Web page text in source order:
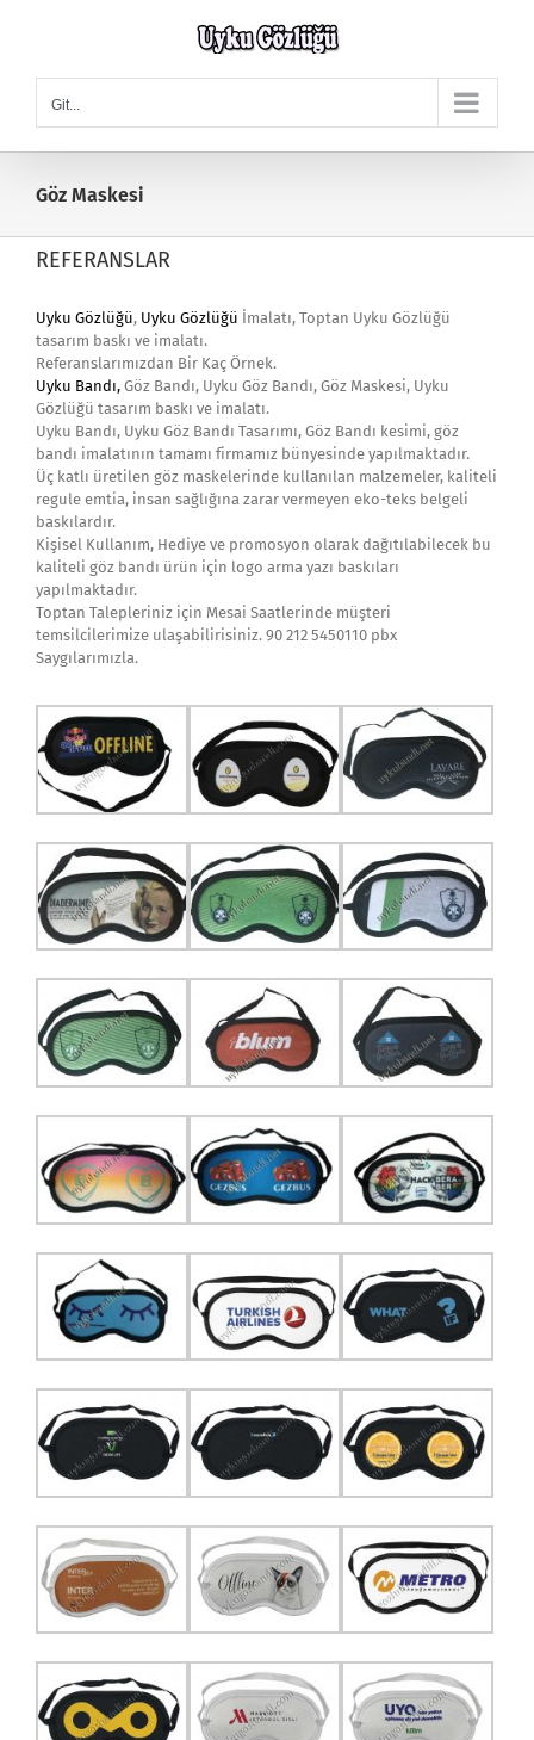
Git...
Göz Maskesi
REFERANSLAR
Uyku Gözlüğü, Uyku Gözlüğü İmalatı, Toptan Uyku Gözlüğü
tasarım baskı ve imalatı.
Referanslarımızdan Bir Kaç Örnek.
Uyku Bandı, Göz Bandı, Uyku Göz Bandı, Göz Maskesi, Uyku
Gözlüğü tasarım baskı ve imalatı.
Uyku Bandı, Uyku Göz Bandı Tasarımı, Göz Bandı kesimi, göz
bandı imalatının tamamı firmamız bünyesinde yapılmaktadır.
Üç katlı üretilen göz maskelerinde kullanılan malzemeler, kaliteli
regule emtia, insan sağlığına zarar vermeyen eko-teks belgeli
baskılardır.
Kişisel Kullanım, Hediye ve promosyon olarak dağıtılabilecek bu
kaliteli göz bandı ürün için logo arma yazı baskıları
yapılmaktadır.
Toptan Talepleriniz için Mesai Saatlerinde müşteri
temsilcilerimize ulaşabilirisiniz. 90 212 5450110 pbx
Saygılarımızla.